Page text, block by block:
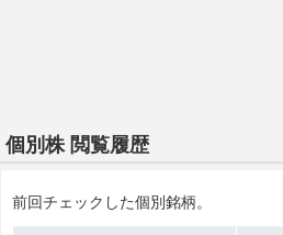
個別株 閲覧履歴
前回チェックした個別銘柄。